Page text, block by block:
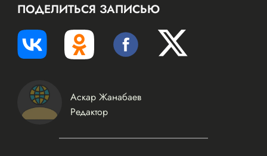
ПОДЕЛИТЬСЯ ЗАПИСЬЮ
Аскар Жанабаев
Редактор